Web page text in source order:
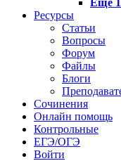
Еще
Ресурсы
Статьи
Вопросы
Форум
Файлы
Блоги
Сочинения
Онлайн помощь
Контрольные
ЕГЭ/ОГЭ
Войти